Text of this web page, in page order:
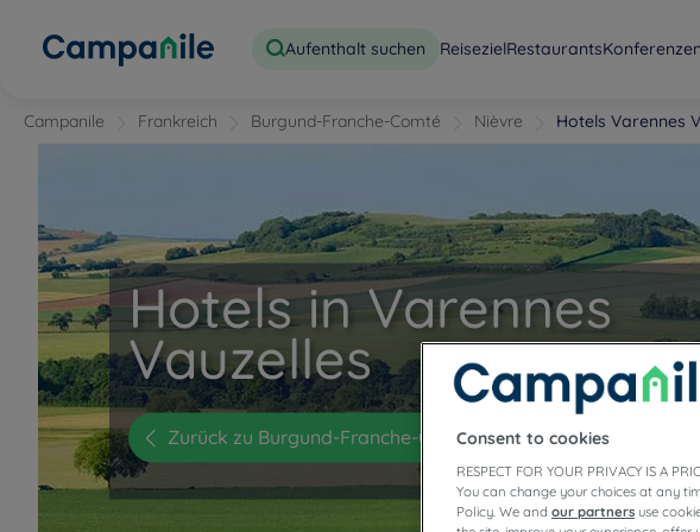
Aufenthalt suchen ReisezielRestaurantsKonferenzen
Campanile Frankreich Burgund-Franche-Comté Nièvre Hotels Varennes
Hotels in Varennes
Vauzelles
Zurück zu Burgund-Franche-ComtéConsent to cookies
RESPECT FOR YOUR PRIVACY IS A
You can change your choices at any
Policy. We and our partners use